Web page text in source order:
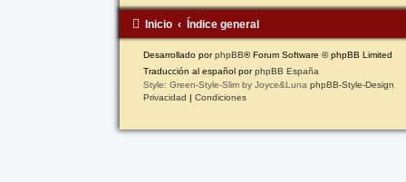
Inicio Índice general
Desarrollado porphpBB® Forum Software © phpBB Limited
Traducción al español porphpBB España
Style: Green-Style-Slim by Joyce&Luna phpBB-Style-Design
Privacidad
Condiciones